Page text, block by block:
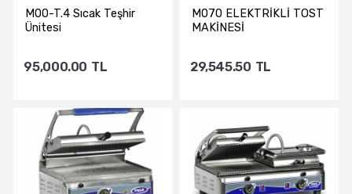
M00-T.4 Sıcak Teşhir
Ünitesi
95,000.00 TL
Sepete Ekle
M070 ELEKTRİKLİ TOST
MAKİNESİ
29,545.50 TL
Sepete Ekle